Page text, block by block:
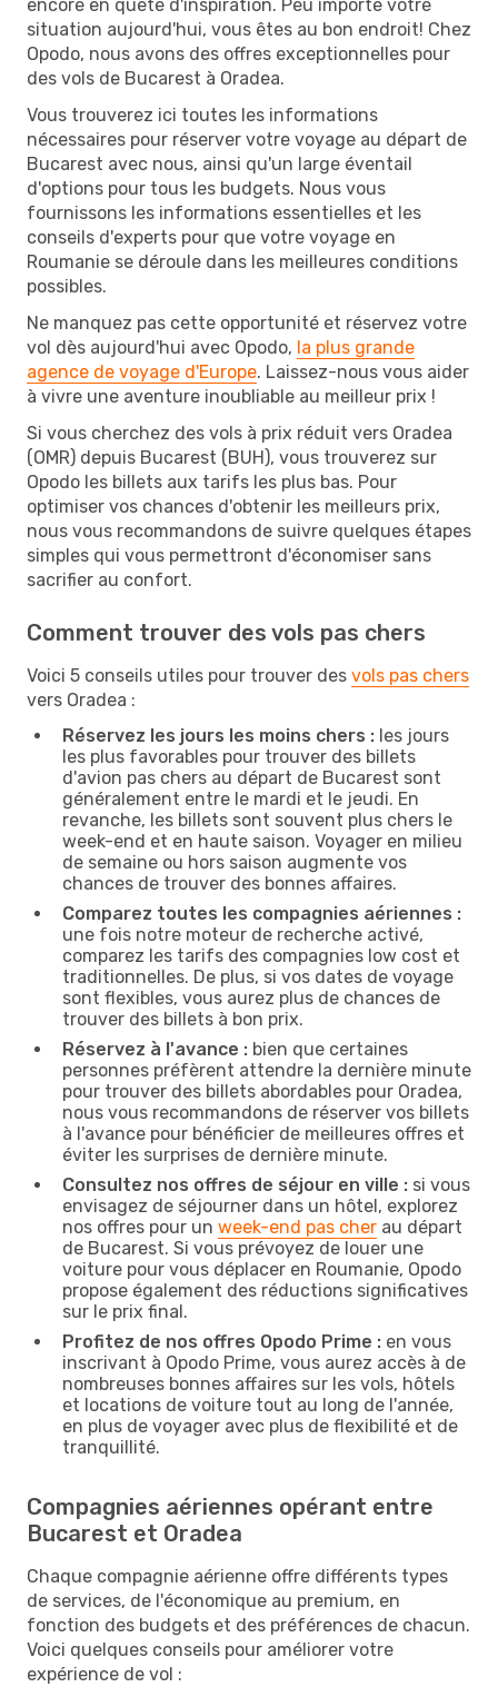
encore en quête d'inspiration. Peu importe votre
situation aujourd'hui, vous êtes au bon endroit! Chez
Opodo, nous avons des offres exceptionnelles pour
des vols de Bucarest à Oradea.
Vous trouverez ici toutes les informations
nécessaires pour réserver votre voyage au départ de
Bucarest avec nous, ainsi qu'un large éventail
d'options pour tous les budgets. Nous vous
fournissons les informations essentielles et les
conseils d'experts pour que votre voyage en
Roumanie se déroule dans les meilleures conditions
possibles.
Ne manquez pas cette opportunité et réservez votre
vol dès aujourd'hui avec Opodo, la plus grande
agence de voyage d'Europe. Laissez-nous vous aider
à vivre une aventure inoubliable au meilleur prix !
Si vous cherchez des vols à prix réduit vers Oradea
(OMR) depuis Bucarest (BUH), vous trouverez sur
Opodo les billets aux tarifs les plus bas. Pour
optimiser vos chances d'obtenir les meilleurs prix,
nous vous recommandons de suivre quelques étapes
simples qui vous permettront d'économiser sans
sacrifier au confort.
Comment trouver des vols pas chers
Voici 5 conseils utiles pour trouver des vols pas chers
vers Oradea :
Réservez les jours les moins chers : les jours
les plus favorables pour trouver des billets
d'avion pas chers au départ de Bucarest sont
généralement entre le mardi et le jeudi. En
revanche, les billets sont souvent plus chers le
week-end et en haute saison. Voyager en milieu
de semaine ou hors saison augmente vos
chances de trouver des bonnes affaires.
Comparez toutes les compagnies aériennes :
une fois notre moteur de recherche activé,
comparez les tarifs des compagnies low cost et
traditionnelles. De plus, si vos dates de voyage
sont flexibles, vous aurez plus de chances de
trouver des billets à bon prix.
Réservez à l'avance : bien que certaines
personnes préfèrent attendre la dernière minute
pour trouver des billets abordables pour Oradea,
nous vous recommandons de réserver vos billets
à l'avance pour bénéficier de meilleures offres et
éviter les surprises de dernière minute.
Consultez nos offres de séjour en ville : si vous
envisagez de séjourner dans un hôtel, explorez
nos offres pour un week-end pas cher au départ
de Bucarest. Si vous prévoyez de louer une
voiture pour vous déplacer en Roumanie, Opodo
propose également des réductions significatives
sur le prix final.
Profitez de nos offres Opodo Prime : en vous
inscrivant à Opodo Prime, vous aurez accès à de
nombreuses bonnes affaires sur les vols, hôtels
et locations de voiture tout au long de l'année,
en plus de voyager avec plus de flexibilité et de
tranquillité.
Compagnies aériennes opérant entre
Bucarest et Oradea
Chaque compagnie aérienne offre différents types
de services, de l'économique au premium, en
fonction des budgets et des préférences de chacun.
Voici quelques conseils pour améliorer votre
expérience de vol :